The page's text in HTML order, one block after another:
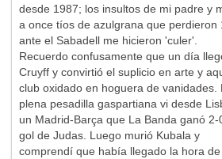
desde 1987; los insultos de mi padre y
a once tíos de azulgrana que perdieron
ante el Sabadell me hicieron 'culer'.
Recuerdo confusamente que un día
Cruyff y convirtió el suplicio en arte y
club oxidado en hoguera de vanidades.
plena pesadilla gaspartiana vi desde
un Madrid-Barça que La Banda ganó 2-
gol de Judas. Luego murió Kubala y
comprendí que había llegado la hora de